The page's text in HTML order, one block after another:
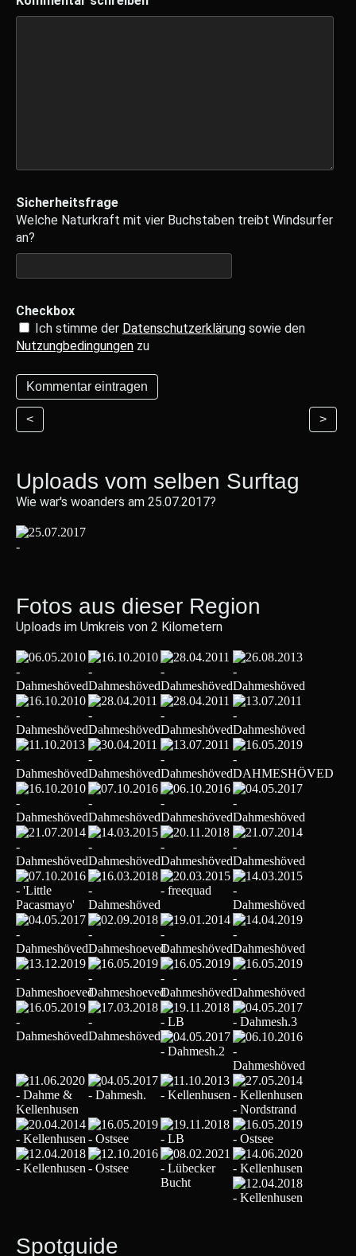
Sicherheitsfrage
Welche Naturkraft mit vier Buchstaben treibt Windsurfer
an?
Checkbox
Ich stimme der Datenschutzerklärung sowie den
Nutzungbedingungen zu
< >
Uploads vom selben Surftag
Wie war's woanders am 25.07.2017?
Fotos aus dieser Region
Uploads im Umkreis von 2 Kilometern
Spotguide